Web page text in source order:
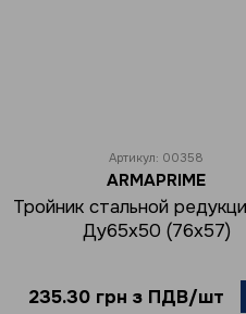
Артикул: 00358
ARMAPRIME
Тройник стальной
Ду65x50 (76х57)
235.30 грн з ПДВ/шт